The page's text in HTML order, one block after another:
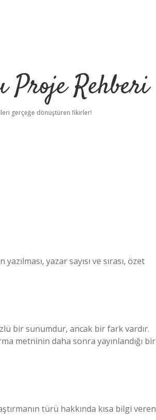
Proje Rehberi
gerçeğe dönüştüren fikirler!
yazar sayısı ve sırası, özet
bir sunumdur, ancak bir fark vardır.
metninin daha sonra yayınlandığı bir
türü hakkında kısa bilgi veren